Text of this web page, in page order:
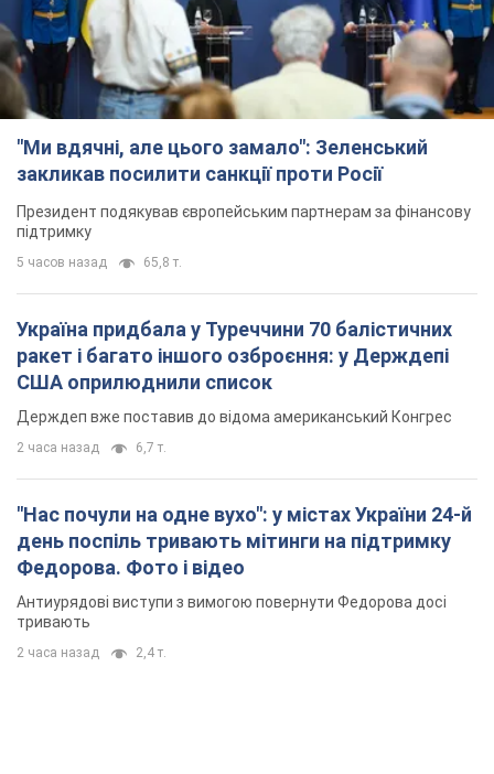
"Ми вдячні, але цього замало": Зеленський
закликав посилити санкції проти Росії
Президент подякував європейським партнерам за фінансову
підтримку
5 часов назад 65,8 т.
Україна придбала у Туреччини 70 балістичних
ракет і багато іншого озброєння: у Держдепі
США оприлюднили список
Держдеп вже поставив до відома американський Конгрес
2 часа назад 6,7 т.
"Нас почули на одне вухо": у містах України 24-й
день поспіль тривають мітинги на підтримку
Федорова. Фото і відео
Антиурядові виступи з вимогою повернути Федорова досі
тривають
2 часа назад 2,4 т.